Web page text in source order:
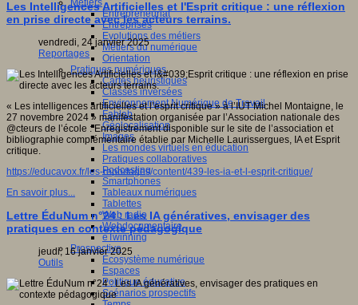
Métiers
Entrepreneuriat
Entreprises
Evolutions des métiers
Métiers du numérique
Orientation
Pratiques numériques
Cartes heuristiques
Classes inversées
Environnement Numérique de Travail
Fablab
Géolocalisation
Images
Les mondes virtuels en éducation
Pratiques collaboratives
Podcasting
Smartphones
Tableaux numériques
Tablettes
Web radio
Webdocumentaire
eTwinning
Prospective
Ecosystème numérique
Espaces
Politique éducative
Scénarios prospectifs
Les Intelligences Artificielles et l'Esprit critique : une réflexion
en prise directe avec les acteurs terrains.
vendredi, 24 janvier 2025
Reportages
« Les intelligences artificielles et l’esprit critique » à l’IUT Michel Montaigne, le
27 novembre 2024 » manifestation organisée par l’Association nationale des
@cteurs de l’école : Enregistrement disponible sur le site de l’association et
bibliographie complémentaire établie par Michelle Laurissergues, IA et Esprit
critique.
https://educavox.fr/les-reportages/content/439-les-ia-et-l-esprit-critique/
En savoir plus...
Lettre ÉduNum n°24 : Les IA génératives, envisager des
pratiques en contexte pédagogique
jeudi, 16 janvier 2025
Outils